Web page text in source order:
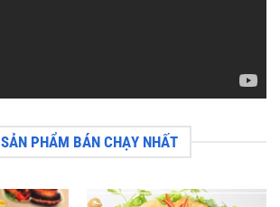
SẢN PHẨM BÁN CHẠY NHẤT